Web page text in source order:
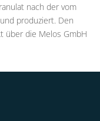
nach der vom
produziert. Den
über die Melos GmbH